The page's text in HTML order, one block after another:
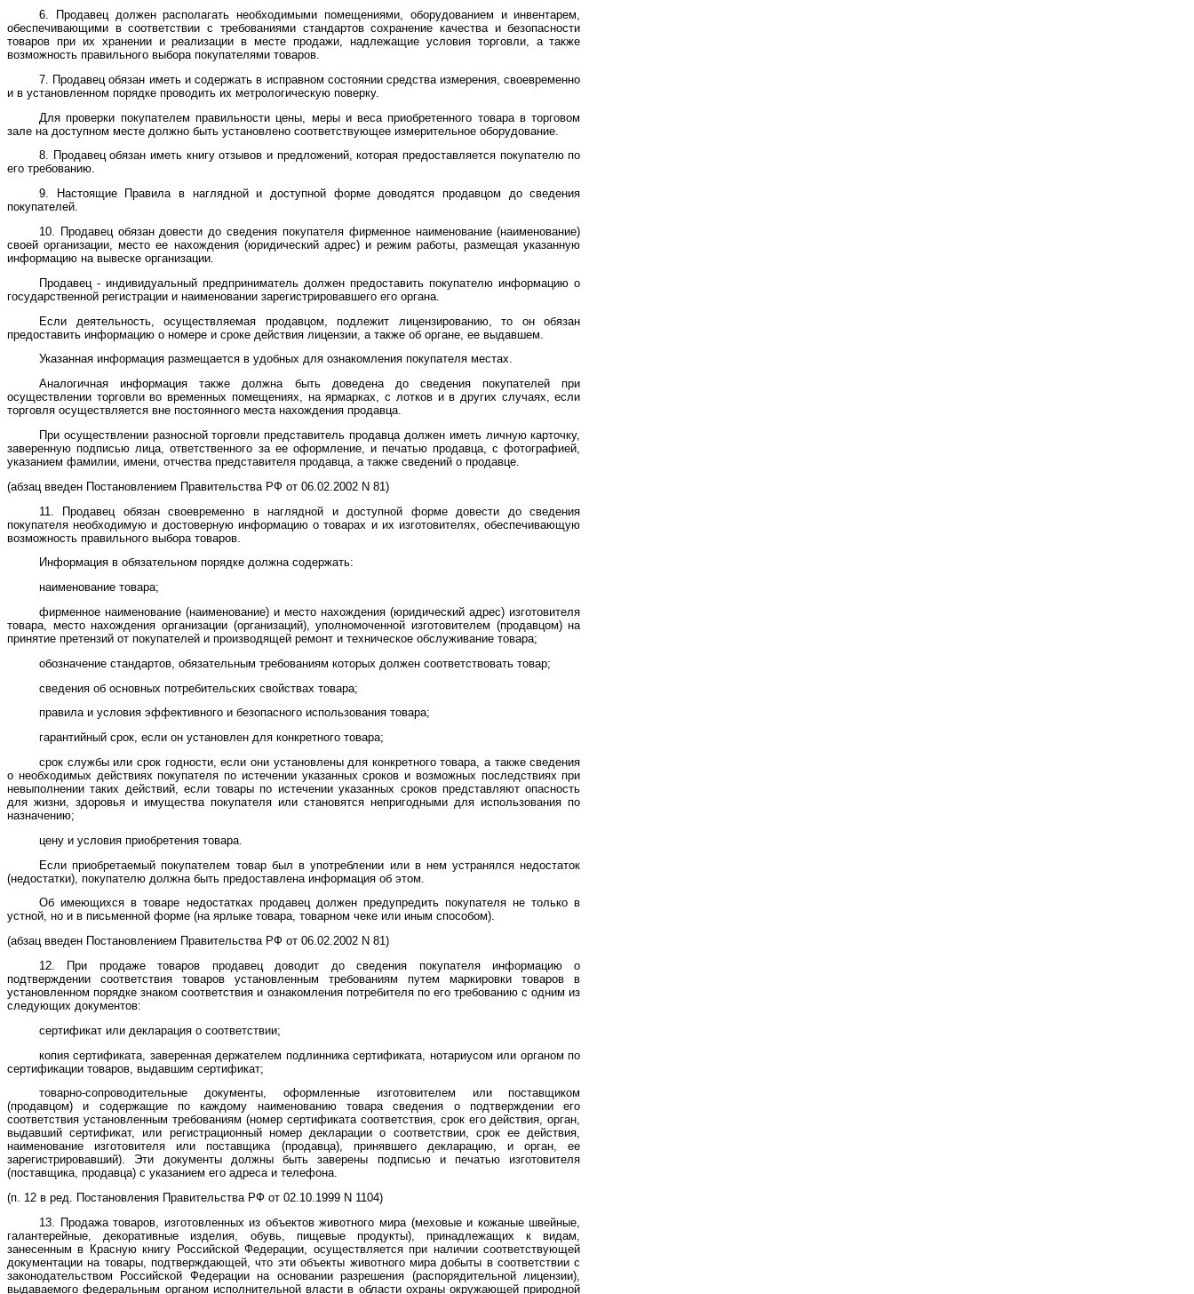
6. Продавец должен располагать необходимыми помещениями, оборудованием и инвентарем,
обеспечивающими в соответствии с требованиями стандартов сохранение качества и безопасности
товаров при их хранении и реализации в месте продажи, надлежащие условия торговли, а также
возможность правильного выбора покупателями товаров.
7. Продавец обязан иметь и содержать в исправном состоянии средства измерения, своевременно
и в установленном порядке проводить их метрологическую поверку.
Для проверки покупателем правильности цены, меры и веса приобретенного товара в торговом
зале на доступном месте должно быть установлено соответствующее измерительное оборудование.
8. Продавец обязан иметь книгу отзывов и предложений, которая предоставляется покупателю по
его требованию.
9. Настоящие Правила в наглядной и доступной форме доводятся продавцом до сведения
покупателей.
10. Продавец обязан довести до сведения покупателя фирменное наименование (наименование)
своей организации, место ее нахождения (юридический адрес) и режим работы, размещая указанную
информацию на вывеске организации.
Продавец - индивидуальный предприниматель должен предоставить покупателю информацию о
государственной регистрации и наименовании зарегистрировавшего его органа.
Если деятельность, осуществляемая продавцом, подлежит лицензированию, то он обязан
предоставить информацию о номере и сроке действия лицензии, а также об органе, ее выдавшем.
Указанная информация размещается в удобных для ознакомления покупателя местах.
Аналогичная информация также должна быть доведена до сведения покупателей при
осуществлении торговли во временных помещениях, на ярмарках, с лотков и в других случаях, если
торговля осуществляется вне постоянного места нахождения продавца.
При осуществлении разносной торговли представитель продавца должен иметь личную карточку,
заверенную подписью лица, ответственного за ее оформление, и печатью продавца, с фотографией,
указанием фамилии, имени, отчества представителя продавца, а также сведений о продавце.
(абзац введен Постановлением Правительства РФ от 06.02.2002 N 81)
11. Продавец обязан своевременно в наглядной и доступной форме довести до сведения
покупателя необходимую и достоверную информацию о товарах и их изготовителях, обеспечивающую
возможность правильного выбора товаров.
Информация в обязательном порядке должна содержать:
наименование товара;
фирменное наименование (наименование) и место нахождения (юридический адрес) изготовителя
товара, место нахождения организации (организаций), уполномоченной изготовителем (продавцом) на
принятие претензий от покупателей и производящей ремонт и техническое обслуживание товара;
обозначение стандартов, обязательным требованиям которых должен соответствовать товар;
сведения об основных потребительских свойствах товара;
правила и условия эффективного и безопасного использования товара;
гарантийный срок, если он установлен для конкретного товара;
срок службы или срок годности, если они установлены для конкретного товара, а также сведения
о необходимых действиях покупателя по истечении указанных сроков и возможных последствиях при
невыполнении таких действий, если товары по истечении указанных сроков представляют опасность
для жизни, здоровья и имущества покупателя или становятся непригодными для использования по
назначению;
цену и условия приобретения товара.
Если приобретаемый покупателем товар был в употреблении или в нем устранялся недостаток
(недостатки), покупателю должна быть предоставлена информация об этом.
Об имеющихся в товаре недостатках продавец должен предупредить покупателя не только в
устной, но и в письменной форме (на ярлыке товара, товарном чеке или иным способом).
(абзац введен Постановлением Правительства РФ от 06.02.2002 N 81)
12. При продаже товаров продавец доводит до сведения покупателя информацию о
подтверждении соответствия товаров установленным требованиям путем маркировки товаров в
установленном порядке знаком соответствия и ознакомления потребителя по его требованию с одним из
следующих документов:
сертификат или декларация о соответствии;
копия сертификата, заверенная держателем подлинника сертификата, нотариусом или органом по
сертификации товаров, выдавшим сертификат;
товарно-сопроводительные документы, оформленные изготовителем или поставщиком
(продавцом) и содержащие по каждому наименованию товара сведения о подтверждении его
соответствия установленным требованиям (номер сертификата соответствия, срок его действия, орган,
выдавший сертификат, или регистрационный номер декларации о соответствии, срок ее действия,
наименование изготовителя или поставщика (продавца), принявшего декларацию, и орган, ее
зарегистрировавший). Эти документы должны быть заверены подписью и печатью изготовителя
(поставщика, продавца) с указанием его адреса и телефона.
(п. 12 в ред. Постановления Правительства РФ от 02.10.1999 N 1104)
13. Продажа товаров, изготовленных из объектов животного мира (меховые и кожаные швейные,
галантерейные, декоративные изделия, обувь, пищевые продукты), принадлежащих к видам,
занесенным в Красную книгу Российской Федерации, осуществляется при наличии соответствующей
документации на товары, подтверждающей, что эти объекты животного мира добыты в соответствии с
законодательством Российской Федерации на основании разрешения (распорядительной лицензии),
выдаваемого федеральным органом исполнительной власти в области охраны окружающей природной